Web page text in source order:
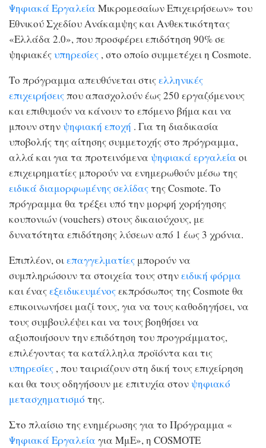
Ψηφιακά Εργαλεία Μικρομεσαίων Επιχειρήσεων» του
Εθνικού Σχεδίου Ανάκαμψης και Ανθεκτικότητας
«Ελλάδα 2.0», που προσφέρει επιδότηση 90% σε
ψηφιακέςυπηρεσίες , στο οποίο συμμετέχει η Cosmote.
Το πρόγραμμα απευθύνεται στιςελληνικές
επιχειρήσειςπου απασχολούν έως 250 εργαζόμενους
και επιθυμούν να κάνουν το επόμενο βήμα και να
μπουν στηνψηφιακή εποχή . Για τη διαδικασία
υποβολής της αίτησης συμμετοχής στο πρόγραμμα,
αλλά και για τα προτεινόμενα ψηφιακά εργαλεία οι
επιχειρηματίες μπορούν να ενημερωθούν μέσω της
ειδικά διαμορφωμένης σελίδαςτης Cosmote. Το
πρόγραμμα θα τρέξει υπό την μορφή χορήγησης
κουπονιών (vouchers) στους δικαιούχους, με
δυνατότητα επιδότησης λύσεων από 1 έως 3 χρόνια.
Επιπλέον, οιεπαγγελματίες μπορούν να
συμπληρώσουν τα στοιχεία τους στηνειδική φόρμα
και έναςεξειδικευμένοςεκπρόσωπος της Cosmote θα
επικοινωνήσει μαζί τους, για να τους καθοδηγήσει, να
τους συμβουλέψει και να τους βοηθήσει να
αξιοποιήσουν την επιδότηση του προγράμματος,
επιλέγοντας τα κατάλληλα προϊόντα και τις
υπηρεσίες , που ταιριάζουν στη δική τους επιχείρηση
και θα τους οδηγήσουν με επιτυχία στονψηφιακό
μετασχηματισμό της.
Στο πλαίσιο της ενημέρωσης για το Πρόγραμμα «
Ψηφιακά Εργαλεία για ΜμΕ», η COSMOTE